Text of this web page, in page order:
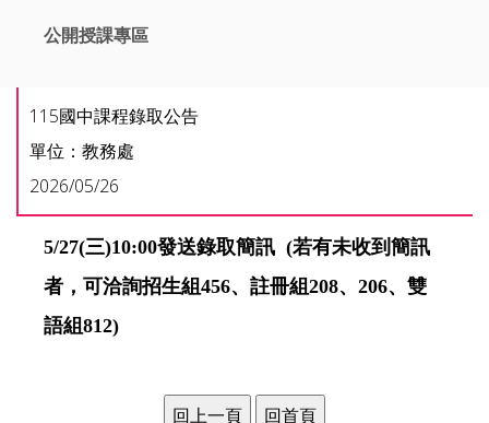
公開授課專區
115國中課程錄取公告
單位：教務處
2026/05/26
5/27(三)10:00發送錄取簡訊 (若有未收到簡訊
者，可洽詢招生組456、註冊組208、206、雙
語組812)